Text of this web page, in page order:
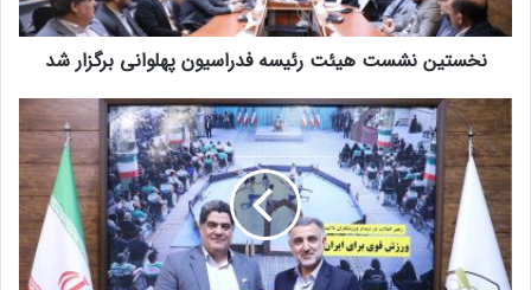
نخستین نشست هیئت رئیسه فدراسیون پهلوانی برگزار شد